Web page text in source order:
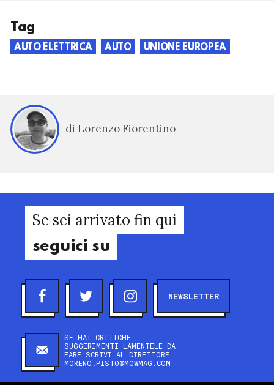
Tag
AUTO ELETTRICA AUTO UNIONE EUROPEA
di Lorenzo Fiorentino
Se sei arrivato fin qui
seguici su
NEWSLETTER
SE HAI CRITICHE
SUGGERIMENTI LAMENTELE DA
FARE SCRIVI AL DIRETTORE
MORENO.PISTO@MOWMAG.COM